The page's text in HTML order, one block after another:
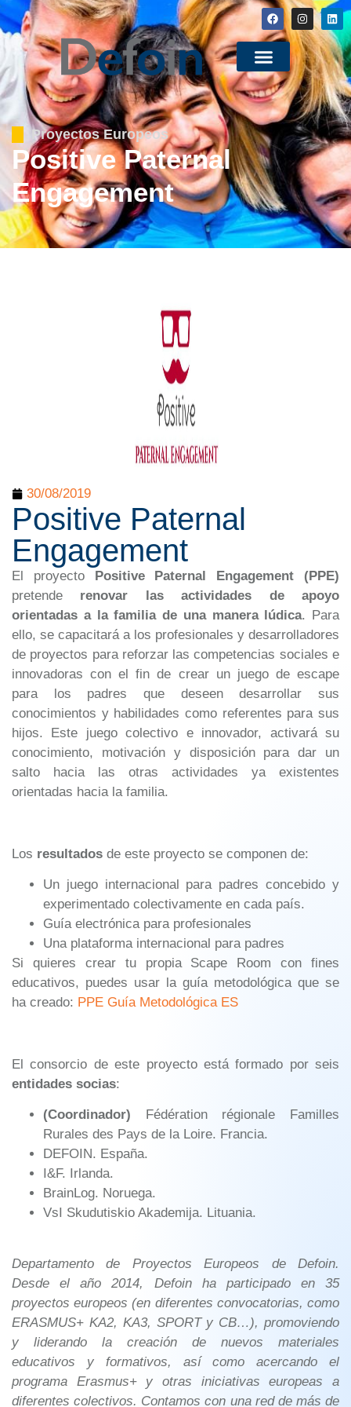
Proyectos Europeos
Positive Paternal
Engagement
30/08/2019
Positive Paternal
Engagement
El proyecto Positive Paternal Engagement (PPE)
pretende renovar las actividades de apoyo
orientadas a la familia de una manera lúdica. Para
ello, se capacitará a los profesionales y desarrolladores
de proyectos para reforzar las competencias sociales e
innovadoras con el fin de crear un juego de escape
para los padres que deseen desarrollar sus
conocimientos y habilidades como referentes para sus
hijos. Este juego colectivo e innovador, activará su
conocimiento, motivación y disposición para dar un
salto hacia las otras actividades ya existentes
orientadas hacia la familia.
Los resultados de este proyecto se componen de:
Un juego internacional para padres concebido y
experimentado colectivamente en cada país.
Guía electrónica para profesionales
Una plataforma internacional para padres
Si quieres crear tu propia Scape Room con fines
educativos, puedes usar la guía metodológica que se
ha creado: PPE Guía Metodológica ES
El consorcio de este proyecto está formado por seis
entidades socias:
(Coordinador) Fédération régionale Familles
Rurales des Pays de la Loire. Francia.
DEFOIN. España.
I&F. Irlanda.
BrainLog. Noruega.
VsI Skudutiskio Akademija. Lituania.
Departamento de Proyectos Europeos de Defoin.
Desde el año 2014, Defoin ha participado en 35
proyectos europeos (en diferentes convocatorias, como
ERASMUS+ KA2, KA3, SPORT y CB…), promoviendo
y liderando la creación de nuevos materiales
educativos y formativos, así como acercando el
programa Erasmus+ y otras iniciativas europeas a
diferentes colectivos. Contamos con una red de más de